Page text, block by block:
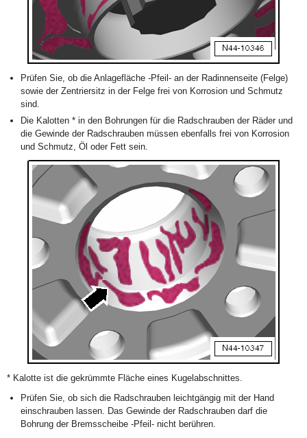
Prüfen Sie, ob die Anlagefläche -Pfeil- an der Radinnenseite (Felge)
sowie der Zentriersitz in der Felge frei von Korrosion und Schmutz
sind.
Die Kalotten * in den Bohrungen für die Radschrauben der Räder und
die Gewinde der Radschrauben müssen ebenfalls frei von Korrosion
und Schmutz, Öl oder Fett sein.
* Kalotte ist die gekrümmte Fläche eines Kugelabschnittes.
Prüfen Sie, ob sich die Radschrauben leichtgängig mit der Hand
einschrauben lassen. Das Gewinde der Radschrauben darf die
Bohrung der Bremsscheibe -Pfeil- nicht berühren.